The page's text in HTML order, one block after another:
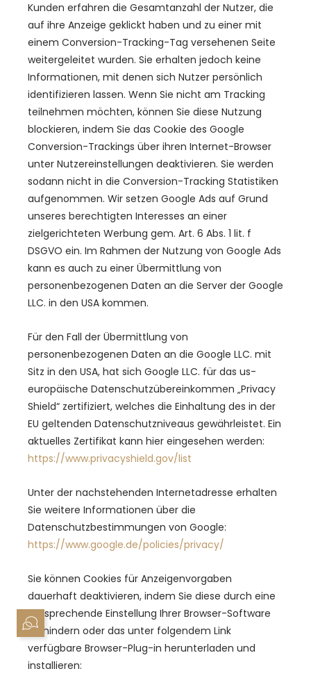
Kunden erfahren die Gesamtanzahl der Nutzer, die
auf ihre Anzeige geklickt haben und zu einer mit
einem Conversion-Tracking-Tag versehenen Seite
weitergeleitet wurden. Sie erhalten jedoch keine
Informationen, mit denen sich Nutzer persönlich
identifizieren lassen. Wenn Sie nicht am Tracking
teilnehmen möchten, können Sie diese Nutzung
blockieren, indem Sie das Cookie des Google
Conversion-Trackings über ihren Internet-Browser
unter Nutzereinstellungen deaktivieren. Sie werden
sodann nicht in die Conversion-Tracking Statistiken
aufgenommen. Wir setzen Google Ads auf Grund
unseres berechtigten Interesses an einer
zielgerichteten Werbung gem. Art. 6 Abs. 1 lit. f
DSGVO ein. Im Rahmen der Nutzung von Google Ads
kann es auch zu einer Übermittlung von
personenbezogenen Daten an die Server der Google
LLC. in den USA kommen.
Für den Fall der Übermittlung von
personenbezogenen Daten an die Google LLC. mit
Sitz in den USA, hat sich Google LLC. für das us-
europäische Datenschutzübereinkommen „Privacy
Shield“ zertifiziert, welches die Einhaltung des in der
EU geltenden Datenschutzniveaus gewährleistet. Ein
aktuelles Zertifikat kann hier eingesehen werden:
https://www.privacyshield.gov/list
Unter der nachstehenden Internetadresse erhalten
Sie weitere Informationen über die
Datenschutzbestimmungen von Google:
https://www.google.de/policies/privacy/
Sie können Cookies für Anzeigenvorgaben
dauerhaft deaktivieren, indem Sie diese durch eine
entsprechende Einstellung Ihrer Browser-Software
verhindern oder das unter folgendem Link
verfügbare Browser-Plug-in herunterladen und
installieren: